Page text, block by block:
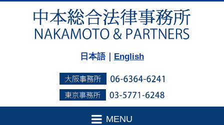
日本語｜ English
MENU